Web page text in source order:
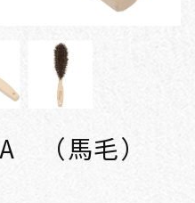
（馬毛）